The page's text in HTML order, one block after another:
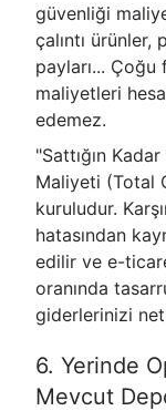
güvenliği
çalıntı ürünler,
payları...
maliyetleri
edemez.
"Sattığın
Maliyeti (Total
kuruludur.
hatasından
edilir ve e-
oranında
giderlerinizi
6. Yerinde
Mevcut